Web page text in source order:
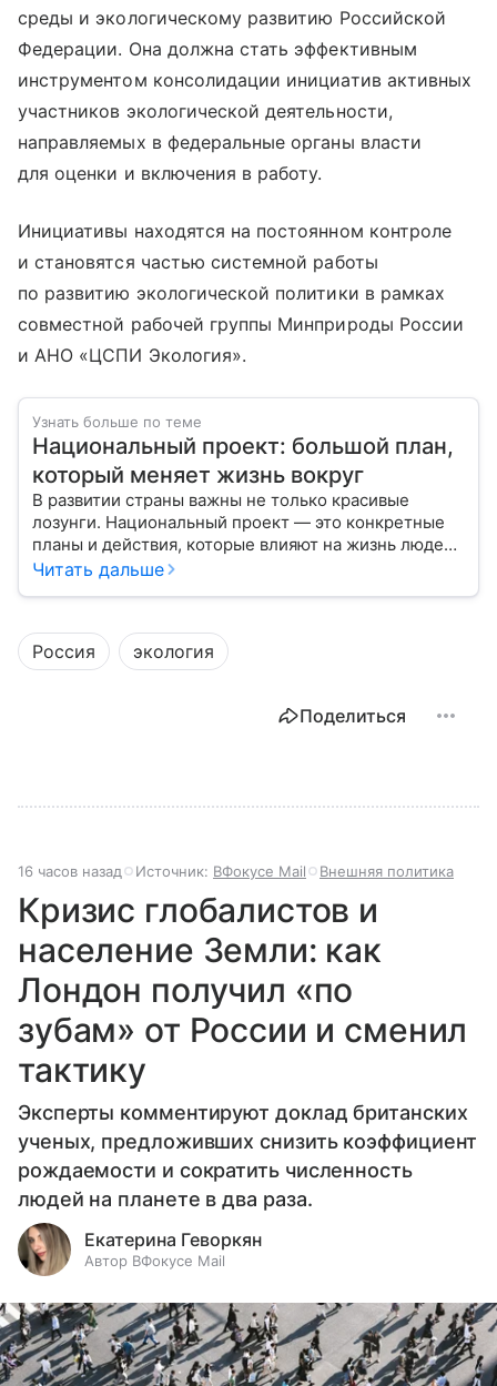
среды и экологическому развитию Российской
Федерации. Она должна стать эффективным
инструментом консолидации инициатив активных
участников экологической деятельности,
направляемых в федеральные органы власти
для оценки и включения в работу.
Инициативы находятся на постоянном контроле
и становятся частью системной работы
по развитию экологической политики в рамках
совместной рабочей группы Минприроды России
и АНО «ЦСПИ Экология».
Узнать больше по теме
Национальный проект: большой план,
который меняет жизнь вокруг
В развитии страны важны не только красивые
лозунги. Национальный проект — это конкретные
планы и действия, которые влияют на жизнь людей
уже сегодня.
Читать дальше
Россия экология
Поделиться
16 часов назад Источник: ВФокусе Mail Внешняя политика
Кризис глобалистов и
население Земли: как
Лондон получил «по
зубам» от России и сменил
тактику
Эксперты комментируют доклад британских
ученых, предложивших снизить коэффициент
рождаемости и сократить численность
людей на планете в два раза.
Екатерина Геворкян
Автор ВФокусе Mail